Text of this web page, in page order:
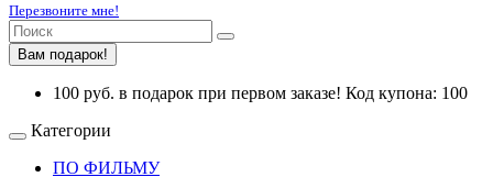
Перезвоните мне!
Вам подарок!
100 руб. в подарок при первом заказе! Код купона: 100
Категории
ПО ФИЛЬМУ